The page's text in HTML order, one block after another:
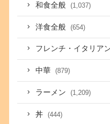
和食全般 (1,037)
洋食全般 (654)
フレンチ・イタリア
中華 (879)
ラーメン (1,209)
丼 (444)